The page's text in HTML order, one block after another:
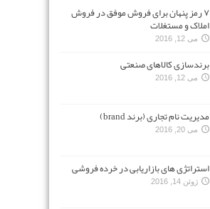
۷ رمز پنهان برای فروش موفق در فروش
املاک و مستغلات
می 12, 2016
برندسازی کالاهای صنعتی
می 12, 2016
مدیریت نام تجاری (برند brand)
می 20, 2016
استراتژی های بازاریابی در خرده فروشی
ژوئن 14, 2016